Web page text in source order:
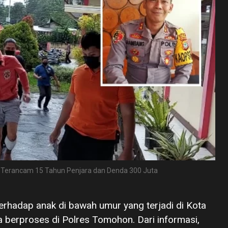
15 Tahun Penjara dan Denda 300 Juta
anak di bawah umur yang terjadi di Kota
berproses di Polres Tomohon. Dari informasi,